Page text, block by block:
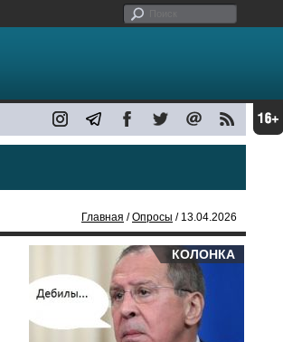
Главная /Опросы / 13.04.2026
КОЛОНКА